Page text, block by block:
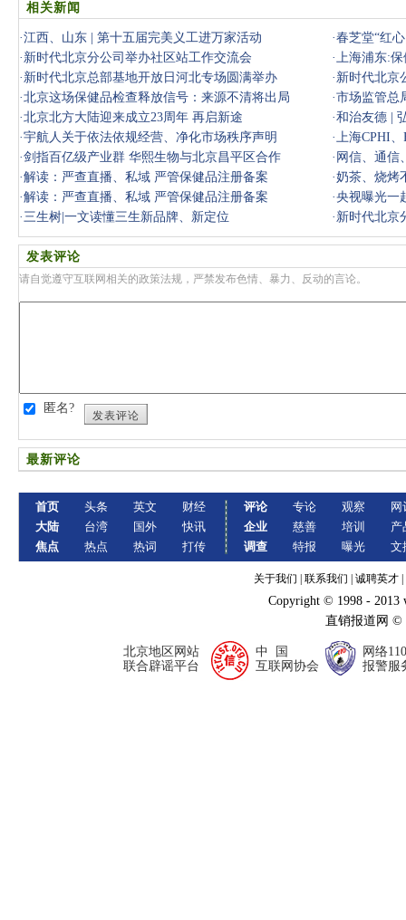
相关新闻
·江西、山东 | 第十五届完美义工进万家活动 ·春芝堂“红
· 新时代北京分公司举办社区站工作交流会 ·上海浦东:
· 新时代北京总部基地开放日河北专场圆满举办 · 新时代北京
·北京这场保健品检查释放信号：来源不清将出局 ·市场监管总
·北京北方大陆迎来成立23周年 再启新途 ·和治友德 |
团结
·宇航人关于依法依规经营、净化市场秩序声明 ·上海CPHI
·剑指百亿级产业群 华熙生物与北京昌平区合作 · 网信、通信
·解读：严查直播、私域 严管保健品注册备案 ·奶茶、烧烤
·解读：严查直播、私域 严管保健品注册备案 ·央视曝光一
案近38亿
·三生树|一文读懂三生新品牌、新定位 · 新时代北京
发表评论
请自觉遵守互联网相关的政策法规，严禁发布色情、暴力、反动的言论。
匿名?
发表评论
最新评论
首页
大陆
焦点
头条
台湾
热点
英文
国外
热词
财经
快讯
打传
评论
企业
调查
专论
慈善
特报
观察
培训
曝光
网
产
文
关于我们 联系我们 诚聘英才
Copyright © 1998 - 2013
直销报道网
北京地区网站
联合辟谣平台
中 国
互联网协会
网络110
报警服